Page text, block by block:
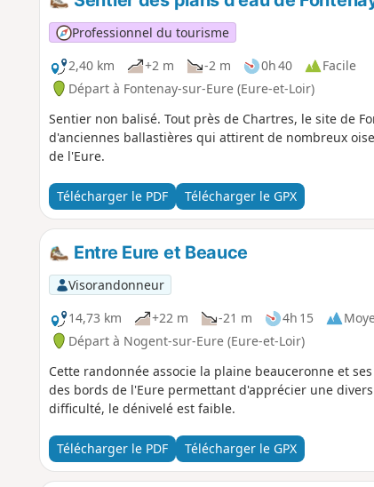
Professionnel du tourisme
2,40 km
+2 m -2 m 0h 40
Facile
Départ à Fontenay-sur-Eure (Eure-et-Loir)
Sentier non balisé. Tout près de Chartres, le site de
d'anciennes ballastières qui attirent de nombreux
de l'Eure.
Télécharger le PDF Télécharger le GPX
Entre Eure et Beauce
Visorandonneur
14,73 km
+22 m -21 m 4h 15
Départ à Nogent-sur-Eure (Eure-et-Loir)
Cette randonnée associe la plaine beauceronne et
des bords de l'Eure permettant d'apprécier une
difficulté, le dénivelé est faible.
Télécharger le PDF Télécharger le GPX